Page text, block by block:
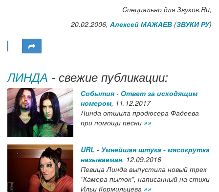
Cпециально для Звуков.Ru,
20.02.2006, Алексей МАЖАЕВ (ЗВУКИ РУ)
ЛИНДА - свежие публикации:
События - Ответ за исходящим
номером, 11.12.2017
Линда отшила продюсера Фадеева
при помощи песни »»
URL - Умнейшая штука - мясокрутка
называемая, 12.09.2016
Певица Линда выпустила новый трек
"Камера пыток", написанный на стихи
Ильи Кормильцева »»